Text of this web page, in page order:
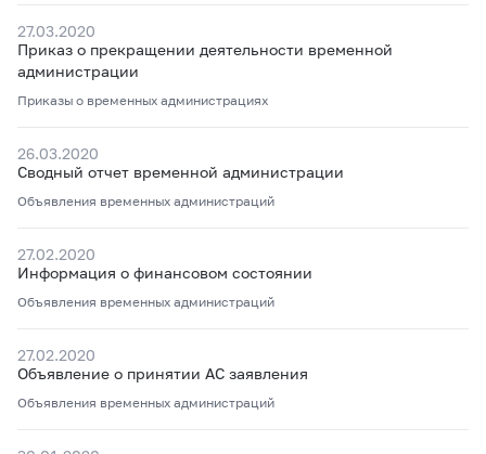
27.03.2020
Приказ о прекращении деятельности временной
администрации
Приказы о временных администрациях
26.03.2020
Сводный отчет временной администрации
Объявления временных администраций
27.02.2020
Информация о финансовом состоянии
Объявления временных администраций
27.02.2020
Объявление о принятии АС заявления
Объявления временных администраций